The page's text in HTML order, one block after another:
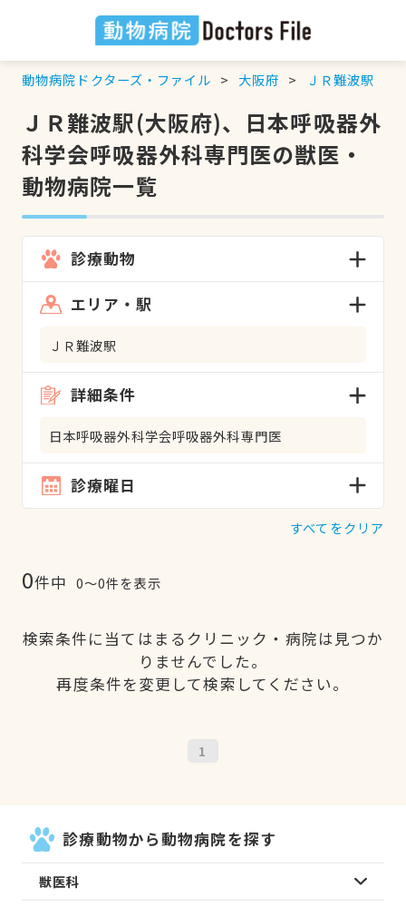
動物病院ドクターズ・ファイル 大阪府 ＪＲ難波駅
ＪＲ難波駅(大阪府)、日本呼吸器外
科学会呼吸器外科専門医の獣医・
動物病院一覧
診療動物
エリア・駅
ＪＲ難波駅
詳細条件
日本呼吸器外科学会呼吸器外科専門医
診療曜日
すべてをクリア
0件中 0〜0件を表示
検索条件に当てはまるクリニック・病院は見つか
りませんでした。
再度条件を変更して検索してください。
1
診療動物から動物病院を探す
獣医科